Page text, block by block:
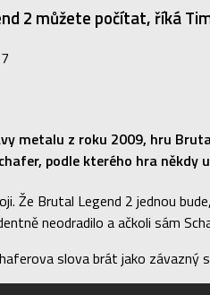
2 můžete počítat, říká
metalu z roku 2009, hru
podle kterého hra někdy
Že Brutal Legend 2 jednou
neodradilo a ačkoli sám
slova brát jako závazný